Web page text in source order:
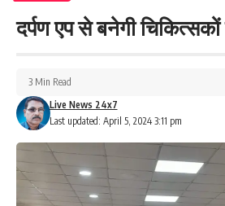
दर्पण एप से बनेगी
Last updated: April 5, 2024 3:11 pm
Live News 24x7
3 Min Read